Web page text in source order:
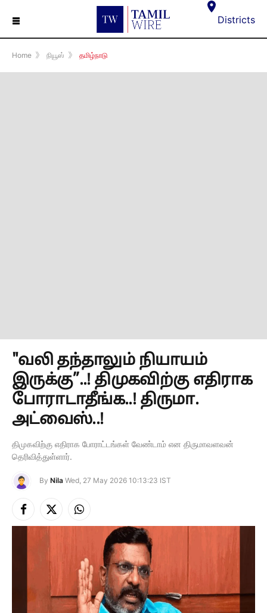
☰ Districts
Home 》 நியூஸ் 》 தமிழ்நாடு
"வலி தந்தாலும் நியாயம்
இருக்கு”..! திமுகவிற்கு எதிராக
போராடாதீங்க..! திருமா.
அட்வைஸ்..!
திமுகவிற்கு எதிராக போராட்டங்கள் வேண்டாம் என திருமாவளவன்
தெரிவித்துள்ளார்.
By Nila Wed, 27 May 2026 10:13:23 IST
Facebook
X
(Twitter)
Instagram